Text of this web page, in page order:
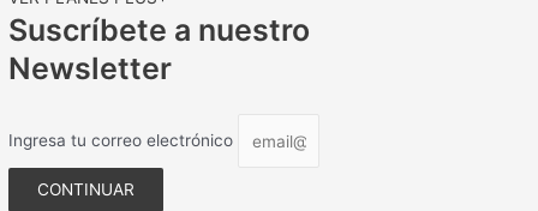
Suscríbete a nuestro
Newsletter
Ingresa tu correo electrónico
CONTINUAR